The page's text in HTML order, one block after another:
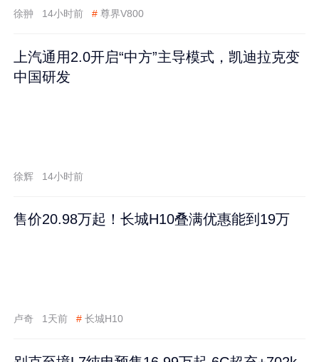
徐翀 14小时前 # 尊界V800
上汽通用2.0开启“中方”主导模式，凯迪拉克变
中国研发
徐辉 14小时前
售价20.98万起！长城H10叠满优惠能到19万
卢奇 1天前 # 长城H10